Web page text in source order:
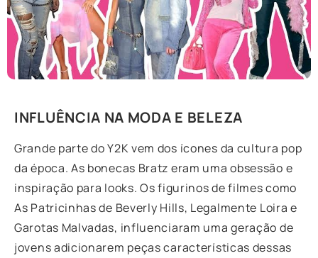
INFLUÊNCIA NA MODA E BELEZA
Grande parte do Y2K vem dos ícones da cultura pop
da época. As bonecas Bratz eram uma obsessão e
inspiração para looks. Os figurinos de filmes como
As Patricinhas de Beverly Hills, Legalmente Loira e
Garotas Malvadas, influenciaram uma geração de
jovens adicionarem peças características dessas